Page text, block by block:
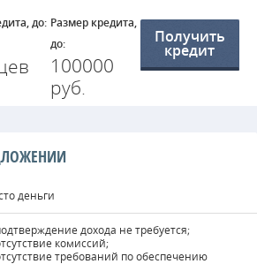
до: Размер кредита,
до:
100000
руб.
Получить
кредит
деньги
дохода не требуется;
комиссий;
требований по обеспечению